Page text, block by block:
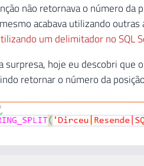
não retornava o número
acabava utilizando
um delimitador no SQL
hoje eu descobri que
retornar o número da